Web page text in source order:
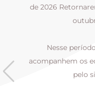
de 2026
Nesse
acompanhem os
pelo